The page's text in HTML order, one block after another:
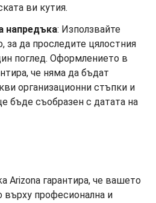
ви кутия.
напредъка: Използвайте
за да проследите цялостния
поглед. Оформлението в
че няма да бъдат
организационни стъпки и
бъде съобразен с датата на
Arizona гарантира, че вашето
върху професионална и